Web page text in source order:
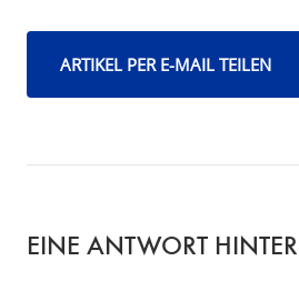
ARTIKEL PER E-MAIL TEILEN
EINE ANTWORT